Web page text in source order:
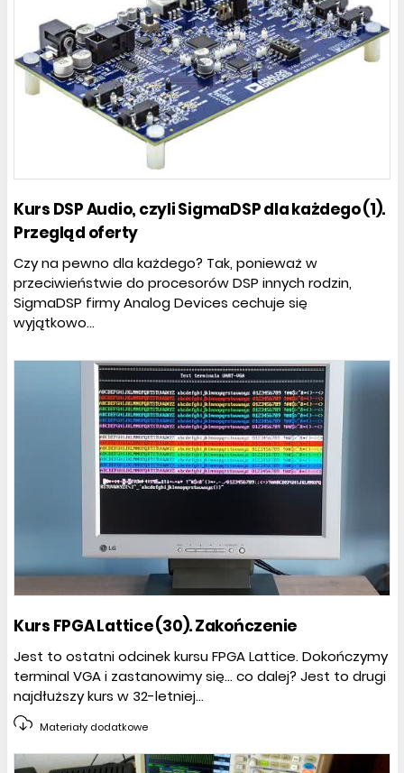
Kurs DSP Audio, czyli SigmaDSP dla każdego (1).
Przegląd oferty
Czy na pewno dla każdego? Tak, ponieważ w
przeciwieństwie do procesorów DSP innych rodzin,
SigmaDSP firmy Analog Devices cechuje się
wyjątkowo...
Kurs FPGA Lattice (30). Zakończenie
Jest to ostatni odcinek kursu FPGA Lattice. Dokończymy
terminal VGA i zastanowimy się… co dalej? Jest to drugi
najdłuższy kurs w 32-letniej...
Materiały dodatkowe